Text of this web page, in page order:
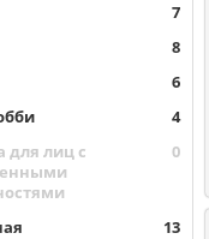
7
8
6
4
для лиц с
0
13